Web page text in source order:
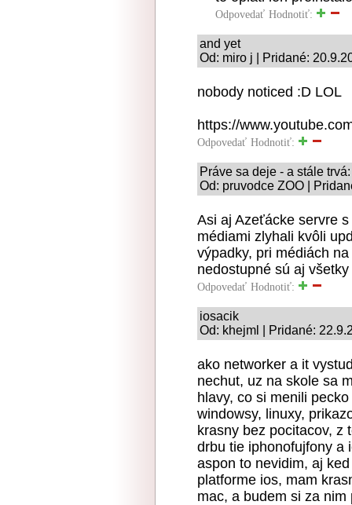
Odpovedať Hodnotiť:
and yet
Od: miro j | Pridané:
nobody noticed :D LOL
https://
Odpovedať Hodnotiť:
Práve sa deje - a stále
Od: pruvodce ZOO |
Asi aj Azeťácke servre
médiami zlyhali kvôli
výpadky, pri médiách
nedostupné sú aj
Odpovedať Hodnotiť:
iosacik
Od: khejml | Pridané:
ako networker a it
nechut, uz na skole sa
hlavy, co si menili
windowsy, linuxy,
krasny bez pocitacov, z
drbu tie iphonofujfony a
aspon to nevidim, aj
platforme ios, mam
mac, a budem si za nim